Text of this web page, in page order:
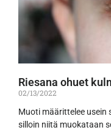
Riesana ohuet
02/13/2022
Muoti määrittelee usein
silloin niitä muokataan